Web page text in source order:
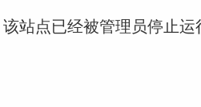
站点已经被管理员停止